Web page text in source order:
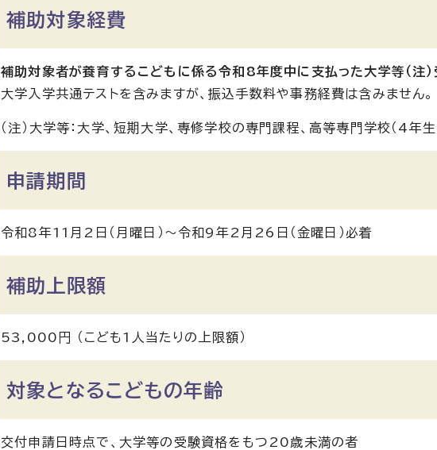
補助対象経費
補助対象者が養育するこどもに係る令和8年度中に支払った大学等（注
大学入学共通テストを含みますが、振込手数料や事務経費は含みません。
（注）大学等：大学、短期大学、専修学校の専門課程、高等専門学校（4年生
申請期間
令和8年11月2日（月曜日）～令和9年2月26日（金曜日）必着
補助上限額
53,000円 （こども1人当たりの上限額）
対象となるこどもの年齢
交付申請日時点で、大学等の受験資格をもつ20歳未満の者